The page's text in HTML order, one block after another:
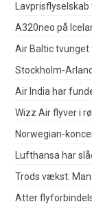
A320neo på
Air Baltic
Stockholm-
Air India har
Wizz Air flyver i
Norwegian-
Lufthansa har
Trods vækst:
Atter